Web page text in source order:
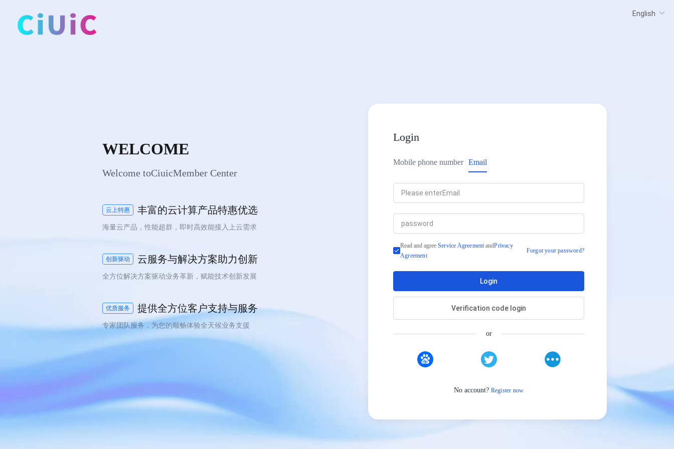
WELCOME
Welcome toCiuicMember Center
云上特惠 丰富的云计算产品特惠优选
海量云产品，性能超群，即时高效能接入上云需求
创新驱动 云服务与解决方案助力创新
全方位解决方案驱动业务革新，赋能技术创新发展
优质服务 提供全方位客户支持与服务
专家团队服务，为您的顺畅体验全天候业务支援
Login
Mobile phone number Email
Read and agree Service AgreementandPrivacy
Agreement
Forgot your password?
Login
Verification code login
or
No account? Register now